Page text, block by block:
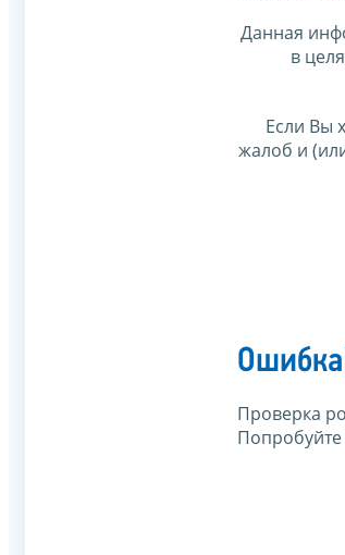
Данная
в
Если Вы
жалоб и
Проверка